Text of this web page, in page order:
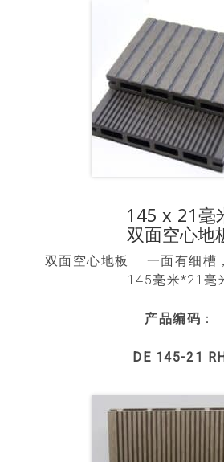
145 x 21毫
双面空心地
双面空心地板 – 一面有细槽
145毫米*21毫
产品编码 ：
DE 145-21